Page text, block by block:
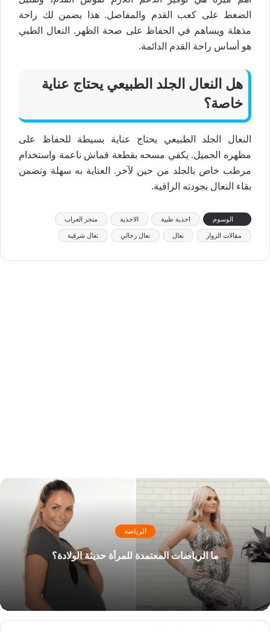
الضغط على كعب القدم والمفاصل. هذا يضمن لك راحة
مذهلة ويساهم في الحفاظ على صحة الظهر.
النعال الطبي
هو أساس راحة القدم الدائمة.
هل النعال الجلد الطبيعي يحتاج عناية
خاصة؟
النعال الجلد الطبيعي يحتاج عناية بسيطة للحفاظ على
مظهره
الجميل. يكفي مسحه بقطعة قماش ناعمة واستخدام
مرطب خاص بالجلد من حين لآخر. العناية به سهلة وتضمن
بقاء النعال بجودته الراقية.
الوسوم احذية طبية الاحذية متجر العراب
مقالات الزوار نعال نعال رجالي نعال شرقية
الرياضة
ما الرياضات المعتمدة للمرأة حديثة الولادة؟